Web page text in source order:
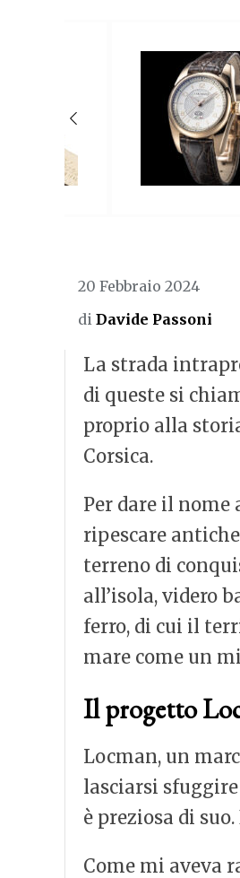
20 Febbraio 2024
di Davide Passoni
La strada
di queste si
proprio alla
Corsica.
Per dare il
ripescare
terreno di
all’isola, videro
ferro, di cui il
mare come un
Il progetto
Locman, un
lasciarsi
è preziosa di
Come mi aveva